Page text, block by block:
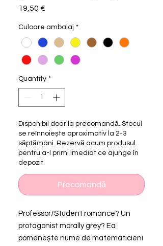
19,50 €
Culoare ambalaj *
Quantity *
Disponibil doar la precomandă. Stocul
se reînnoiește aproximativ la 2-3
săptămâni. Rezervă acum produsul
pentru a-l primi imediat ce ajunge în
depozit.
Precomandă
Professor/Student romance? Un
protagonist morally grey? Ea
pomenește nume de matematicieni